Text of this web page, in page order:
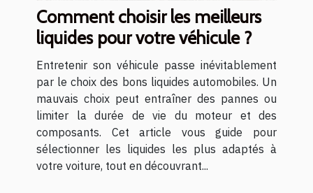
Comment choisir les meilleurs
liquides pour votre véhicule ?
Entretenir son véhicule passe inévitablement
par le choix des bons liquides automobiles. Un
mauvais choix peut entraîner des pannes ou
limiter la durée de vie du moteur et des
composants. Cet article vous guide pour
sélectionner les liquides les plus adaptés à
votre voiture, tout en découvrant...